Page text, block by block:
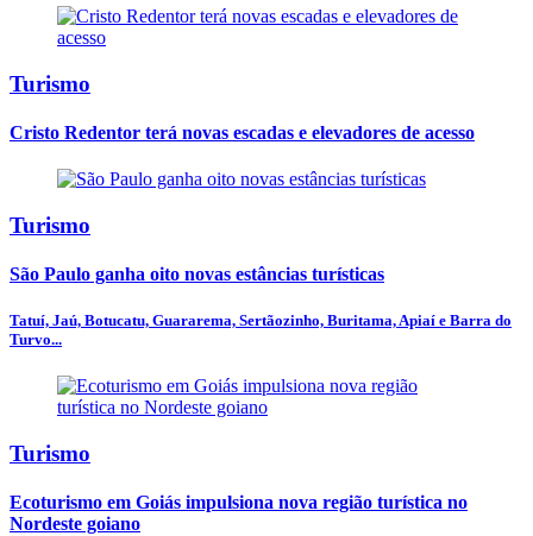
Turismo
Cristo Redentor terá novas escadas e elevadores de acesso
Turismo
São Paulo ganha oito novas estâncias turísticas
Tatuí, Jaú, Botucatu, Guararema, Sertãozinho, Buritama, Apiaí e Barra do
Turvo...
Turismo
Ecoturismo em Goiás impulsiona nova região turística no
Nordeste goiano